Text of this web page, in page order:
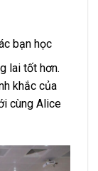
bạn học
lai tốt hơn.
khắc của
cùng Alice